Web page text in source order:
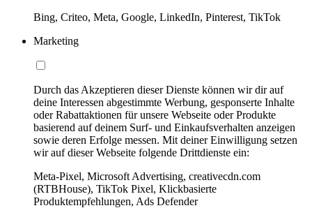
Bing, Criteo, Meta, Google, LinkedIn, Pinterest, TikTok
Marketing
Durch das Akzeptieren dieser Dienste können wir dir auf
deine Interessen abgestimmte Werbung, gesponserte Inhalte
oder Rabattaktionen für unsere Webseite oder Produkte
basierend auf deinem Surf- und Einkaufsverhalten anzeigen
sowie deren Erfolge messen. Mit deiner Einwilligung setzen
wir auf dieser Webseite folgende Drittdienste ein:
Meta-Pixel, Microsoft Advertising, creativecdn.com
(RTBHouse), TikTok Pixel, Klickbasierte
Produktempfehlungen, Ads Defender